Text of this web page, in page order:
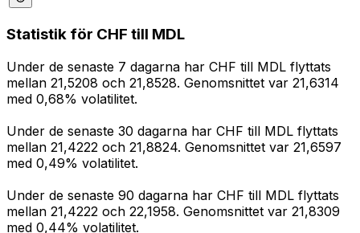
Statistik för CHF till MDL
Under de senaste 7 dagarna har CHF till MDL flyttats
mellan 21,5208 och 21,8528. Genomsnittet var 21,6314
med 0,68% volatilitet.
Under de senaste 30 dagarna har CHF till MDL flyttats
mellan 21,4222 och 21,8824. Genomsnittet var 21,6597
med 0,49% volatilitet.
Under de senaste 90 dagarna har CHF till MDL flyttats
mellan 21,4222 och 22,1958. Genomsnittet var 21,8309
med 0,44% volatilitet.